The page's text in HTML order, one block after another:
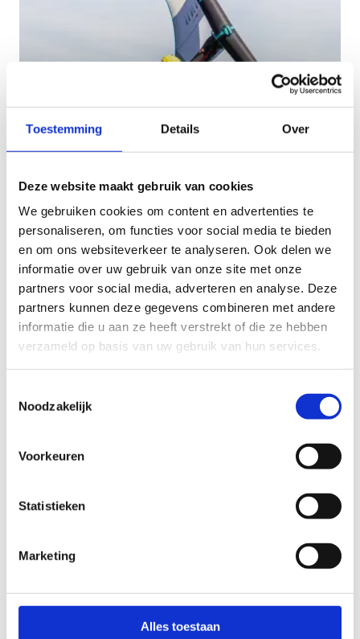
Toestemming Details Over
Deze website maakt gebruik van cookies
We gebruiken cookies om content en advertenties te
personaliseren, om functies voor social media te bieden
en om ons websiteverkeer te analyseren. Ook delen we
informatie over uw gebruik van onze site met onze
partners voor social media, adverteren en analyse. Deze
partners kunnen deze gegevens combineren met andere
informatie die u aan ze heeft verstrekt of die ze hebben
verzameld op basis van uw gebruik van hun services.
Noodzakelijk
Voorkeuren
Statistieken
Marketing
Alles toestaan
Ik kom extern op het
Spaarbekken watersporten
Ik verblijf intern/extern op
centrum Havengeul